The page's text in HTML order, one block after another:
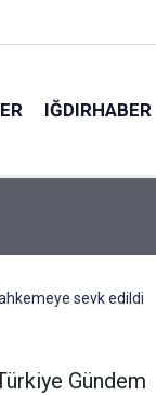
IĞDIRHABER
sevk edildi
Gündem